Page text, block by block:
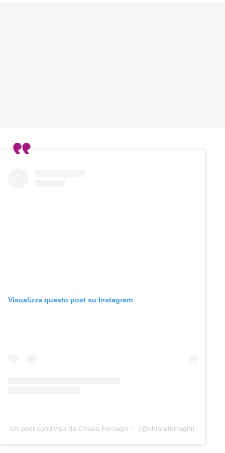
Visualizza questo post su Instagram
Un post condiviso da Chiara Ferragni ✨ (@chiaraferragni)